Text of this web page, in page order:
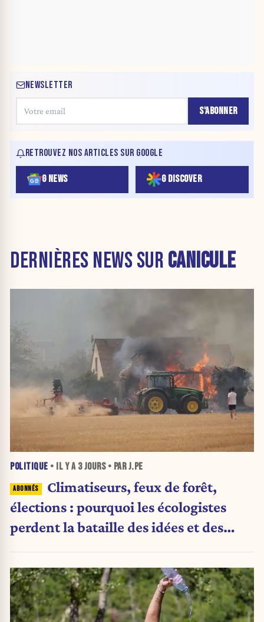
NEWSLETTER
S'ABONNER
RETROUVEZ NOS ARTICLES SUR GOOGLE
G NEWS G DISCOVER
DERNIÈRES NEWS SUR CANICULE
POLITIQUE • IL Y A 3 JOURS• PAR J.PE
Climatiseurs, feux de forêt,
élections : pourquoi les écologistes
perdent la bataille des idées et des